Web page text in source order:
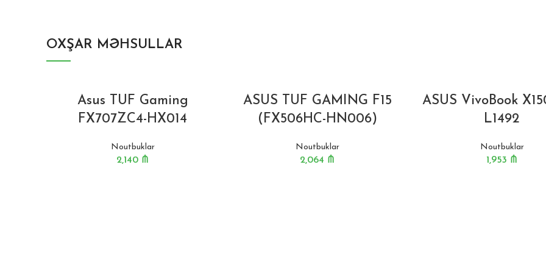
OXŞAR MƏHSULLAR
Asus TUF Gaming
FX707ZC4-HX014
Noutbuklar
2,140 ₼
ASUS TUF GAMING F15
(FX506HC-HN006)
Noutbuklar
2,064 ₼
ASUS VivoBook
L1492
Noutbuklar
1,953 ₼